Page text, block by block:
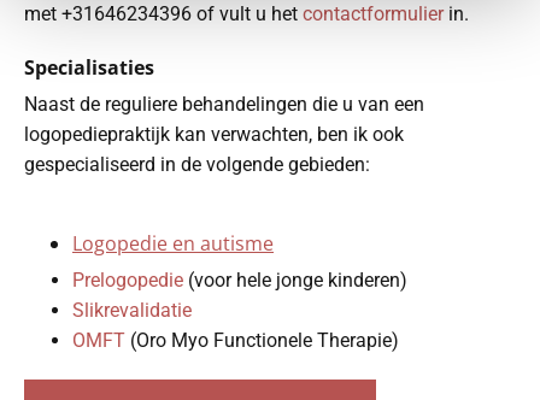
met +31646234396 of vult u het contactformulierin.
Specialisaties
Naast de reguliere behandelingen die u van een
logopediepraktijk kan verwachten, ben ik ook
gespecialiseerd in de volgende gebieden:
Logopedie en autisme
Prelogopedie (voor hele jonge kinderen)
Slikrevalidatie
OMFT (Oro Myo Functionele Therapie)